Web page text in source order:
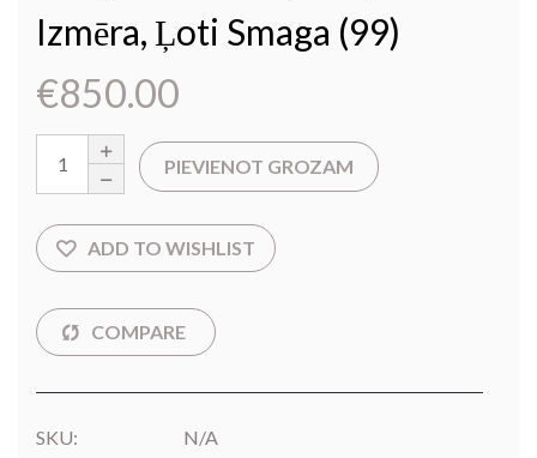
Izmēra, Ļoti Smaga (99)
€850.00
PIEVIENOT GROZAM
SKU: N/A